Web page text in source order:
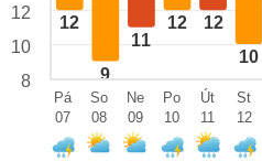
12
9
11
12 12
10
12
10
8
Pá
07
So
08
Ne
09
Po
10
Út
11
St
12